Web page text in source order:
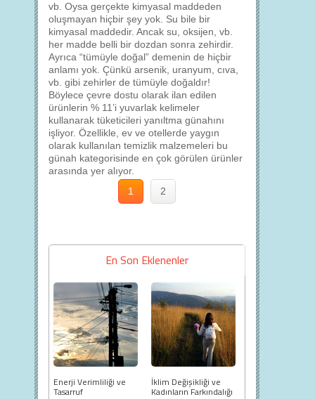
vb. Oysa gerçekte kimyasal maddeden
oluşmayan hiçbir şey yok. Su bile bir
kimyasal maddedir. Ancak su, oksijen, vb.
her madde belli bir dozdan sonra zehirdir.
Ayrıca “tümüyle doğal” demenin de hiçbir
anlamı yok. Çünkü arsenik, uranyum, cıva,
vb. gibi zehirler de tümüyle doğaldır!
Böylece çevre dostu olarak ilan edilen
ürünlerin % 11’i yuvarlak kelimeler
kullanarak tüketicileri yanıltma günahını
işliyor. Özellikle, ev ve otellerde yaygın
olarak kullanılan temizlik malzemeleri bu
günah kategorisinde en çok görülen ürünler
arasında yer alıyor.
1
2
En Son Eklenenler
Enerji Verimliliği ve
Tasarruf
İklim Değişikliği ve
Kadınların Farkındalığı